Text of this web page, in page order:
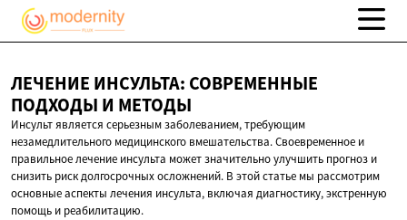
ЛЕЧЕНИЕ ИНСУЛЬТА: СОВРЕМЕННЫЕ
ПОДХОДЫ И МЕТОДЫ
Инсульт является серьезным заболеванием, требующим
незамедлительного медицинского вмешательства. Своевременное и
правильное лечение инсульта может значительно улучшить прогноз и
снизить риск долгосрочных осложнений. В этой статье мы рассмотрим
основные аспекты лечения инсульта, включая диагностику, экстренную
помощь и реабилитацию.